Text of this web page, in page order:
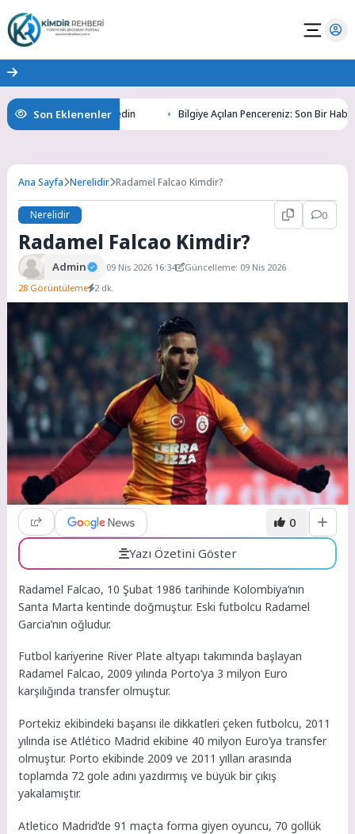
Son Eklenenler
Gizemlerini Keşfedin Bilgiye Açılan Pencereniz: Son Bir Haber ile
Ana Sayfa Nerelidir Radamel Falcao Kimdir?
Nerelidir 0
Radamel Falcao Kimdir?
Admin 09 Nis 2026 16:34
Güncelleme: 09 Nis 2026
28 Görüntüleme 2 dk.
0
Yazı Özetini Göster
Radamel Falcao, 10 Şubat 1986 tarihinde Kolombiya’nın
Santa Marta kentinde doğmuştur. Eski futbolcu Radamel
Garcia’nın oğludur.
Futbol kariyerine River Plate altyapı takımında başlayan
Radamel Falcao, 2009 yılında Porto’ya 3 milyon Euro
karşılığında transfer olmuştur.
Portekiz ekibindeki başarısı ile dikkatleri çeken futbolcu, 2011
yılında ise Atlético Madrid ekibine 40 milyon Euro’ya transfer
olmuştur. Porto ekibinde 2009 ve 2011 yılları arasında
toplamda 72 gole adını yazdırmış ve büyük bir çıkış
yakalamıştır.
Atletico Madrid’de 91 maçta forma giyen oyuncu, 70 gollük